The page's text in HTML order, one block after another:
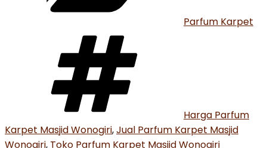
Parfum Karpet
Harga Parfum
Karpet Masjid Wonogiri,Jual Parfum Karpet Masjid
Wonogiri, Toko Parfum Karpet Masjid Wonogiri